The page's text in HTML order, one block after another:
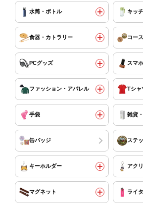
水筒・ボトル キッ
食器・カトラリー コー
PCグッズ スマ
ファッション・アパレル Tシャ
手袋 雑貨
缶バッジ ステ
キーホルダー アク
マグネット ライ